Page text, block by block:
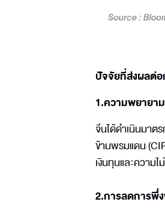
ปัจจัยที่ส่งผลต่อ
1.ความพยายา
จีนได้ดำเนินมาต
ข้ามพรมแดน
เงินทุนและความ
2.การลดการพึ่